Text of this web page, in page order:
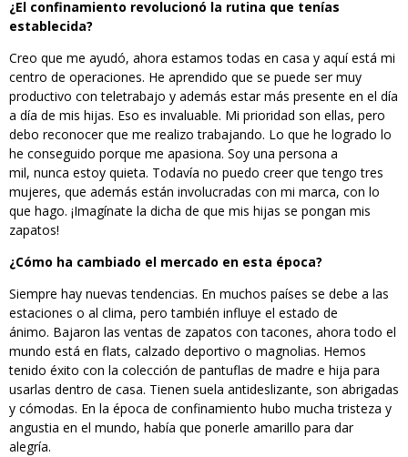
¿El confinamiento revolucionó la rutina que tenías
establecida?
Creo que me ayudó, ahora estamos todas en casa y aquí está mi
centro de operaciones. He aprendido que se puede ser muy
productivo con teletrabajo y además estar más presente en el día
a día de mis hijas. Eso es invaluable. Mi prioridad son ellas, pero
debo reconocer que me realizo trabajando. Lo que he logrado lo
he conseguido porque me apasiona. Soy una persona a
mil, nunca estoy quieta. Todavía no puedo creer que tengo tres
mujeres, que además están involucradas con mi marca, con lo
que hago. ¡Imagínate la dicha de que mis hijas se pongan mis
zapatos!
¿Cómo ha cambiado el mercado en esta época?
Siempre hay nuevas tendencias. En muchos países se debe a las
estaciones o al clima, pero también influye el estado de
ánimo. Bajaron las ventas de zapatos con tacones, ahora todo el
mundo está en flats, calzado deportivo o magnolias. Hemos
tenido éxito con la colección de pantuflas de madre e hija para
usarlas dentro de casa. Tienen suela antideslizante, son abrigadas
y cómodas. En la época de confinamiento hubo mucha tristeza y
angustia en el mundo, había que ponerle amarillo para dar
alegría.